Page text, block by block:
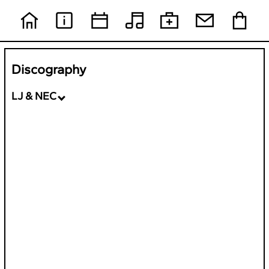
Discography
LJ & NEC